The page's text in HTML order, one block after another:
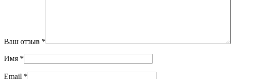
Ваш отзыв *
Имя *
Email *